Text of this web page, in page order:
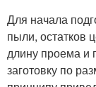
Для начала
пыли, остатков
длину проема и
заготовку по